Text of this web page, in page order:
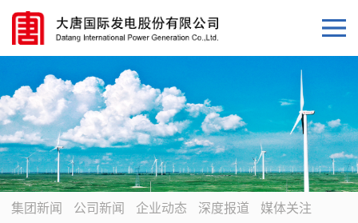
集团新闻 公司新闻 企业动态 深度报道
媒体关注